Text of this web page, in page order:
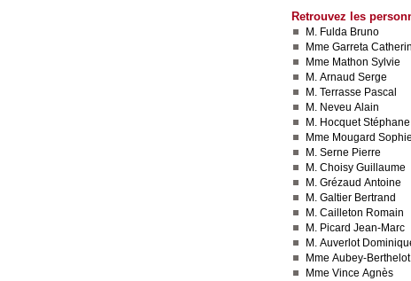
Retrouvez les
M. Fulda Bruno
Mme Garreta
Mme Mathon Sylvie
M. Arnaud Serge
M. Terrasse Pascal
M. Neveu Alain
M. Hocquet Stéphane
Mme Mougard Sophie
M. Serne Pierre
M. Choisy Guillaume
M. Grézaud Antoine
M. Galtier Bertrand
M. Cailleton Romain
M. Picard Jean-Marc
M. Auverlot
Mme Aubey-
Mme Vince Agnès